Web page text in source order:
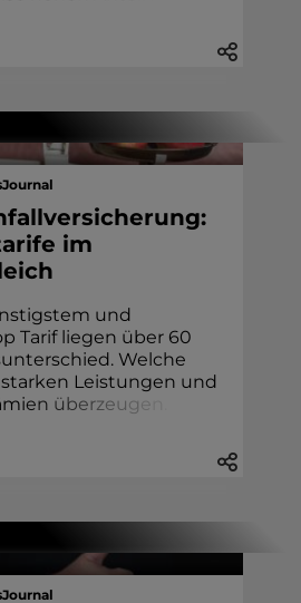
im
und
Tarif liegen über 60
Welche
Leistungen und
en überzeuge